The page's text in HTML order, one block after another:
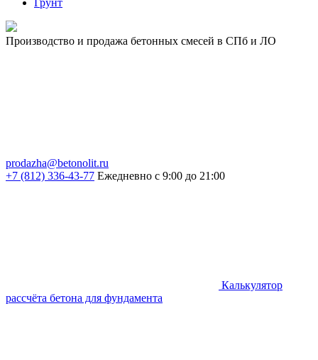
Грунт
Производство и продажа бетонных смесей в СПб и ЛО
prodazha@betonolit.ru
+7 (812) 336-43-77 Ежедневно с 9:00 до 21:00
Калькулятор
рассчёта бетона для фундамента